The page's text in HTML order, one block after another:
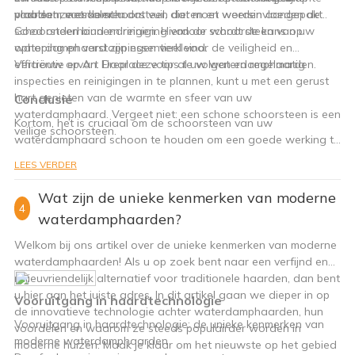
voordat ze escaleren.
probleem met de schoorsteen dat moet worden aangepakt.
plaatsen, voorkomt u dat vuil, dieren en weersinvloeden de
schoorsteen binnendringen. Hierdoor wordt de kans op
ophoping en verstoppingen verkleind.
Goed onderhoud en reiniging van de schoorsteen van uw
waterdamphaard zijn essentieel voor de veiligheid en
efficiëntie ervan. Door deze tips te volgen en regelmatig
inspecties en reinigingen in te plannen, kunt u met een gerust
hart genieten van de warmte en sfeer van uw
waterdamphaard. Vergeet niet: een schone schoorsteen is een
veilige schoorsteen.
Vertrouw op Art Fireplace voor al uw waterdamphaarden.
Conclusie
Kortom, het is cruciaal om de schoorsteen van uw
waterdamphaard schoon te houden om een ​​goede werking te
minimaliseren. De reinigingsfrequentie is afhankelijk van
verschillende factoren, zoals het gebruik, het type brandstof
en het specifieke model van de haard. Regelmatig onderhoud
en inspectie door een professional kunnen helpen om
eventuele problemen vroegtijdig te identificeren en ervoor te
zorgen dat uw haard jarenlang warmte en sfeer blijft bieden.
Door de schoorsteen regelmatig te reinigen en te
onderhouden, kunt u het hele jaar door genieten van een
veilige en efficiënte waterdamphaard. Zorg er dus voor dat u
regelmatig schoonmaakbeurten en inspecties laat uitvoeren
om de schoorsteen van uw waterdamphaard in topconditie te
LEES VERDER
4
Wat zijn de unieke kenmerken van moderne
waterdamphaarden?
Welkom bij ons artikel over de unieke kenmerken van moderne
waterdamphaarden! Als u op zoek bent naar een verfijnd en
milieuvriendelijk alternatief voor traditionele haarden, dan bent
u hier aan het juiste adres. In dit artikel gaan we dieper in op
de innovatieve technologie achter waterdamphaarden, hun
voordelen en waarom ze steeds populairder worden in
moderne huizen. Maak je klaar om het nieuwste op het gebied
Vooruitgang in haardtechnologie
Vooruitgang in haardtechnologie: de unieke kenmerken van
moderne waterdamphaarden